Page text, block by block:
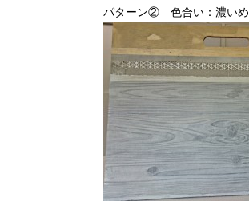
パターン② 色合い：濃いめ